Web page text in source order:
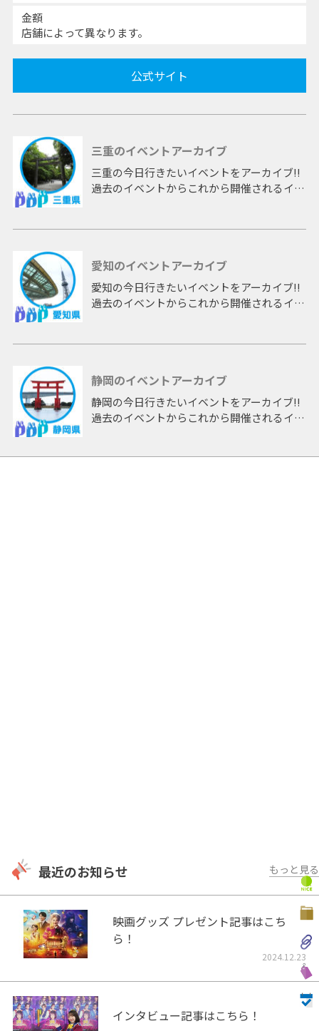
金額
店舗によって異なります。
公式サイト
三重のイベントアーカイブ
三重の今日行きたいイベントをアーカイブ!!
過去のイベントからこれから開催されるイベ
愛知のイベントアーカイブ
愛知の今日行きたいイベントをアーカイブ!!
過去のイベントからこれから開催されるイベ
静岡のイベントアーカイブ
静岡の今日行きたいイベントをアーカイブ!!
過去のイベントからこれから開催されるイベ
最近のお知らせ もっと見る
映画グッズ プレゼント記事はこち
ら！
2024.12.23
インタビュー記事はこちら！